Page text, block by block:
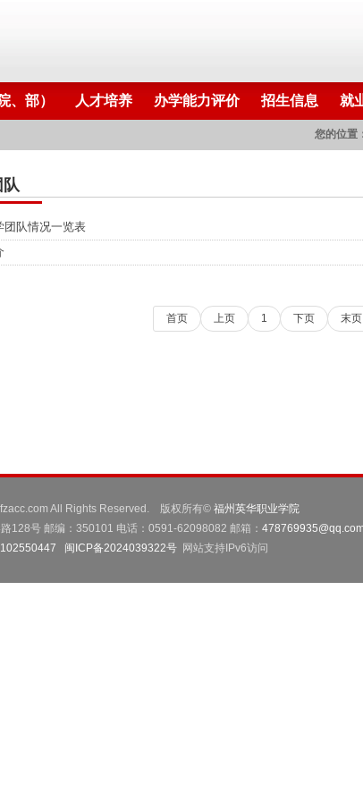
、部） 人才培养 办学能力评价 招生信息 就
您的位置
队
团队情况一览表
首页 上页 1 下页 末页
All Rights Reserved. 版权所有© 福州英华职业学院
128号 邮编：350101 电话：0591-62098082 邮箱：
闽ICP备2024039322号网站支持IPv6访问